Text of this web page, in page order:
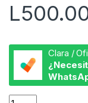
L
Clara /
Charms de